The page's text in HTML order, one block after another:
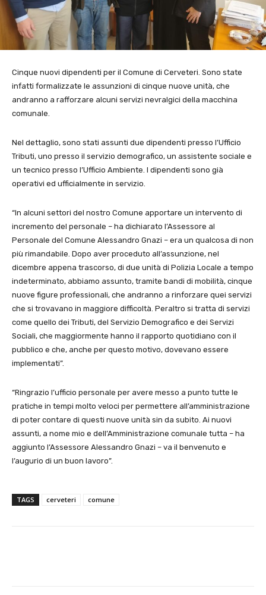
Cinque nuovi dipendenti per il Comune di Cerveteri. Sono state
infatti formalizzate le assunzioni di cinque nuove unità, che
andranno a rafforzare alcuni servizi nevralgici della macchina
comunale.
Nel dettaglio, sono stati assunti due dipendenti presso l’Ufficio
Tributi, uno presso il servizio demografico, un assistente sociale e
un tecnico presso l’Ufficio Ambiente. I dipendenti sono già
operativi ed ufficialmente in servizio.
“In alcuni settori del nostro Comune apportare un intervento di
incremento del personale – ha dichiarato l’Assessore al
Personale del Comune Alessandro Gnazi – era un qualcosa di non
più rimandabile. Dopo aver proceduto all’assunzione, nel
dicembre appena trascorso, di due unità di Polizia Locale a tempo
indeterminato, abbiamo assunto, tramite bandi di mobilità, cinque
nuove figure professionali, che andranno a rinforzare quei servizi
che si trovavano in maggiore difficoltà. Peraltro si tratta di servizi
come quello dei Tributi, del Servizio Demografico e dei Servizi
Sociali, che maggiormente hanno il rapporto quotidiano con il
pubblico e che, anche per questo motivo, dovevano essere
implementati”.
“Ringrazio l’ufficio personale per avere messo a punto tutte le
pratiche in tempi molto veloci per permettere all’amministrazione
di poter contare di questi nuove unità sin da subito. Ai nuovi
assunti, a nome mio e dell’Amministrazione comunale tutta – ha
aggiunto l’Assessore Alessandro Gnazi – va il benvenuto e
l’augurio di un buon lavoro”.
TAGS cerveteri comune